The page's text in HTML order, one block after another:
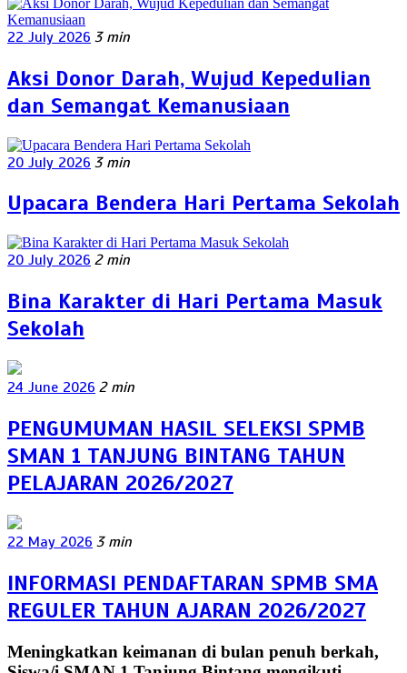
22 July 2026 3 min
Aksi Donor Darah, Wujud Kepedulian
dan Semangat Kemanusiaan
20 July 2026 3 min
Upacara Bendera Hari Pertama Sekolah
20 July 2026 2 min
Bina Karakter di Hari Pertama Masuk
Sekolah
24 June 2026 2 min
PENGUMUMAN HASIL SELEKSI SPMB
SMAN 1 TANJUNG BINTANG TAHUN
PELAJARAN 2026/2027
22 May 2026 3 min
INFORMASI PENDAFTARAN SPMB SMA
REGULER TAHUN AJARAN 2026/2027
Meningkatkan keimanan di bulan penuh berkah,